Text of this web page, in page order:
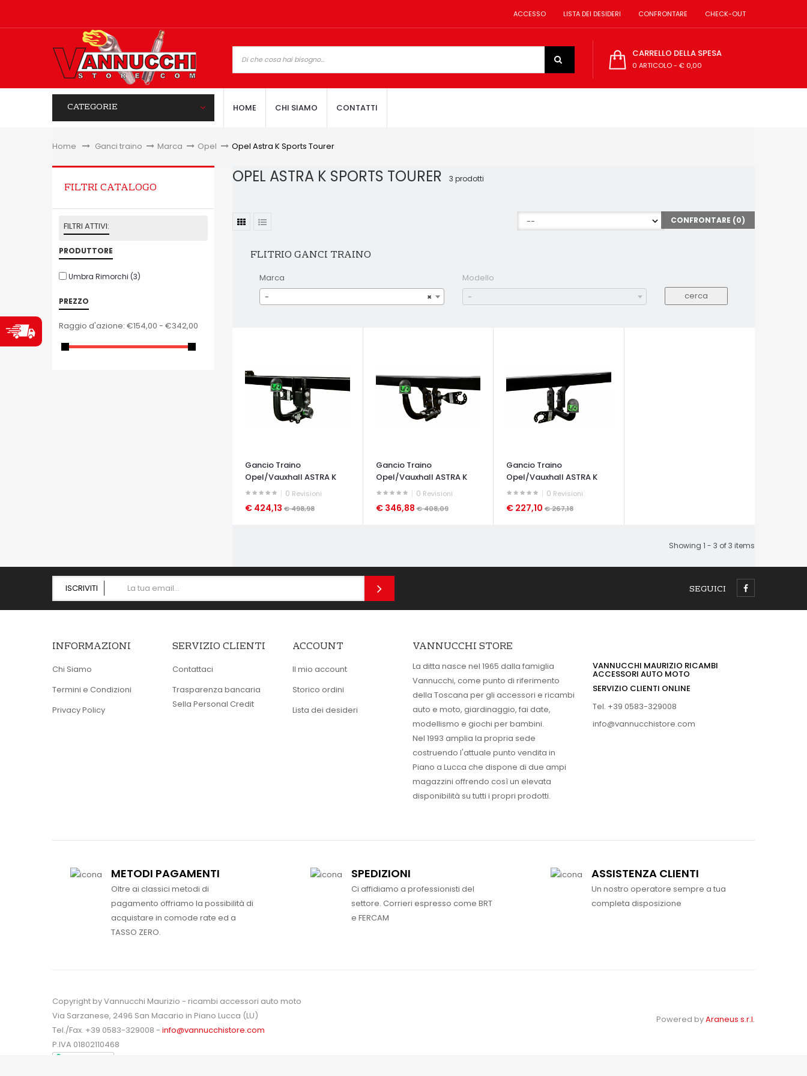
ACCESSO LISTA DEI DESIDERI CONFRONTARE CHECK-OUT
CARRELLO DELLA SPESA
0 ARTICOLO- € 0,00
CATEGORIE HOME CHI SIAMO CONTATTI
Home &gt;Ganci traino > Marca > Opel > Opel Astra K Sports Tourer
FILTRI CATALOGO
FILTRI ATTIVI:
PRODUTTORE
Umbra Rimorchi (3)
PREZZO
Raggio d'azione: €154,00 - €342,00
OPEL ASTRA K SPORTS TOURER 3 prodotti
CONFRONTARE (0)
FLITRIO GANCI TRAINO
Marca
×
-
Modello
-
Gancio Traino
Opel/Vauxhall ASTRA K
SPORTS...
0 Revisioni
€ 424,13 € 498,98
Gancio Traino
Opel/Vauxhall ASTRA K
SPORTS...
0 Revisioni
€ 346,88€ 408,09
Gancio Traino
Opel/Vauxhall ASTRA K
SPORTS...
0 Revisioni
€ 227,10 € 267,18
Showing 1 - 3 of 3 items
ISCRIVITI SEGUICI
INFORMAZIONI
Chi Siamo
Termini e Condizioni
Privacy Policy
SERVIZIO CLIENTI
Contattaci
Trasparenza bancaria
Sella Personal Credit
ACCOUNT
Il mio account
Storico ordini
Lista dei desideri
VANNUCCHI STORE
La ditta nasce nel 1965 dalla famiglia
Vannucchi, come punto di riferimento
della Toscana per gli accessori e ricambi
auto e moto, giardinaggio, fai date,
modellismo e giochi per bambini.
Nel 1993 amplia la propria sede
costruendo l'attuale punto vendita in
Piano a Lucca che dispone di due ampi
magazzini offrendo così un elevata
disponibilità su tutti i propri prodotti.
VANNUCCHI MAURIZIO RICAMBI
ACCESSORI AUTO MOTO
SERVIZIO CLIENTI ONLINE
Tel. +39 0583-329008
info@vannucchistore.com
METODI PAGAMENTI
Oltre ai classici metodi di
pagamento offriamo la possibilità di
acquistare in comode rate ed a
TASSO ZERO.
SPEDIZIONI
Ci affidiamo a professionisti del
settore. Corrieri espresso come BRT
e FERCAM
ASSISTENZA CLIENTI
Un nostro operatore sempre a tua
completa disposizione
Copyright by Vannucchi Maurizio - ricambi accessori auto moto
Via Sarzanese, 2496 San Macario in Piano Lucca (LU)
Tel./Fax. +39 0583-329008 - info@vannucchistore.com
P.IVA 01802110468
Powered byAraneus s.r.l.